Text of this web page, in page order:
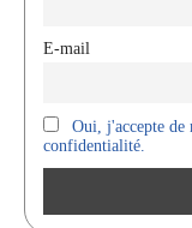
E-mail
Oui, j'accepte de
confidentialité.